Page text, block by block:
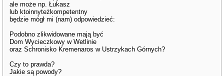
ale może np. Łukasz
lub ktoinnyteżkompetentny
będzie mógł mi (nam) odpowiedzieć:
Podobno zlikwidowane mają być
Dom Wycieczkowy w Wetlinie
oraz Schronisko Kremenaros w Ustrzykach Górnych?
Czy to prawda?
Jakie są powody?